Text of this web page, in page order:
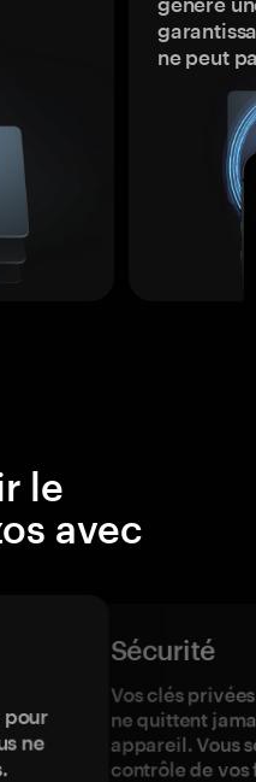
ne peut
le
avec
pour
ne
Sécurité
Vos clés
ne quittent
appareil. Vous
contrôle de vos